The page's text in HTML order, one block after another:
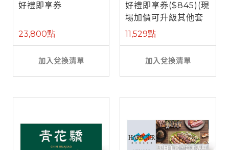
好禮即享券
23,800點
加入兌換清單
好禮即享券($845)(現
場加價可升級其他套
餐)
11,529點
加入兌換清單